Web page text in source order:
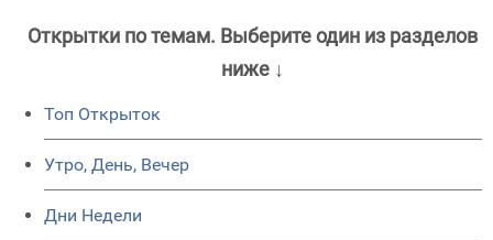
Открытки по темам. Выберите один из разделов
ниже ↓
Топ Открыток
Утро, День, Вечер
Дни Недели